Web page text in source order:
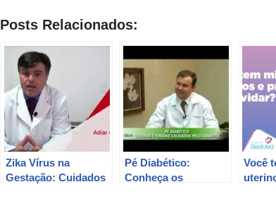
Posts Relacionados:
Zika Vírus na
Gestação: Cuidados
Pé Diabético:
Conheça os
Você